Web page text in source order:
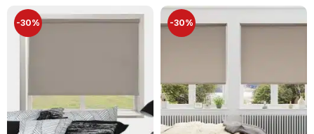
-30% -30%